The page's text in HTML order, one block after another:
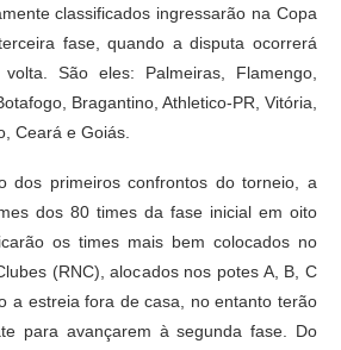
classificados ingressarão na Copa
fase, quando a disputa ocorrerá
São eles: Palmeiras, Flamengo,
Bragantino, Athletico-PR, Vitória,
Ceará e Goiás.
dos primeiros confrontos do torneio, a
dos 80 times da fase inicial em oito
os times mais bem colocados no
(RNC), alocados nos potes A, B, C
a estreia fora de casa, no entanto terão
para avançarem à segunda fase. Do